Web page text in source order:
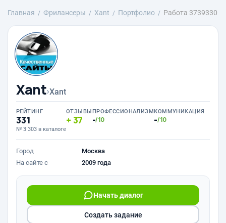
Главная Фрилансеры Xant Портфолио Работа 3739330
Xant›Xant
РЕЙТИНГ
331
№ 3 303 в каталоге
ОТЗЫВЫ
37
ПРОФЕССИОНАЛИЗМ
-/10
КОММУНИКАЦИЯ
-/10
Город
Москва
На сайте с
2009 года
Начать диалог
Создать задание